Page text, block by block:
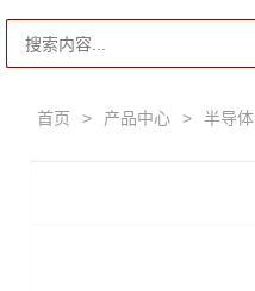
首页 > 产品中心 > 半导体